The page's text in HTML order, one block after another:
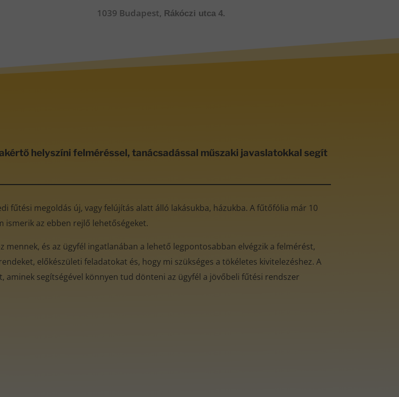
1039 Budapest, Rákóczi utca 4.
helyszíni felméréssel, tanácsadással műszaki javaslatokkal segít
fűtési megoldás új, vagy felújítás alatt álló lakásukba, házukba. A fűtőfólia már 10
ismerik az ebben rejlő lehetőségeket.
mennek, és az ügyfél ingatlanában a lehető legpontosabban elvégzik a felmérést,
előkészületi feladatokat és, hogy mi szükséges a tökéletes kivitelezéshez. A
aminek segítségével könnyen tud dönteni az ügyfél a jövőbeli fűtési rendszer